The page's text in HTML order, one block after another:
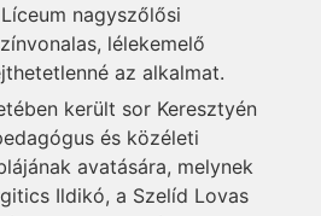
nagyszőlősi
lélekemelő
az alkalmat.
került sor Keresztyén
és közéleti
avatására, melynek
Ildikó, a Szelíd Lovas